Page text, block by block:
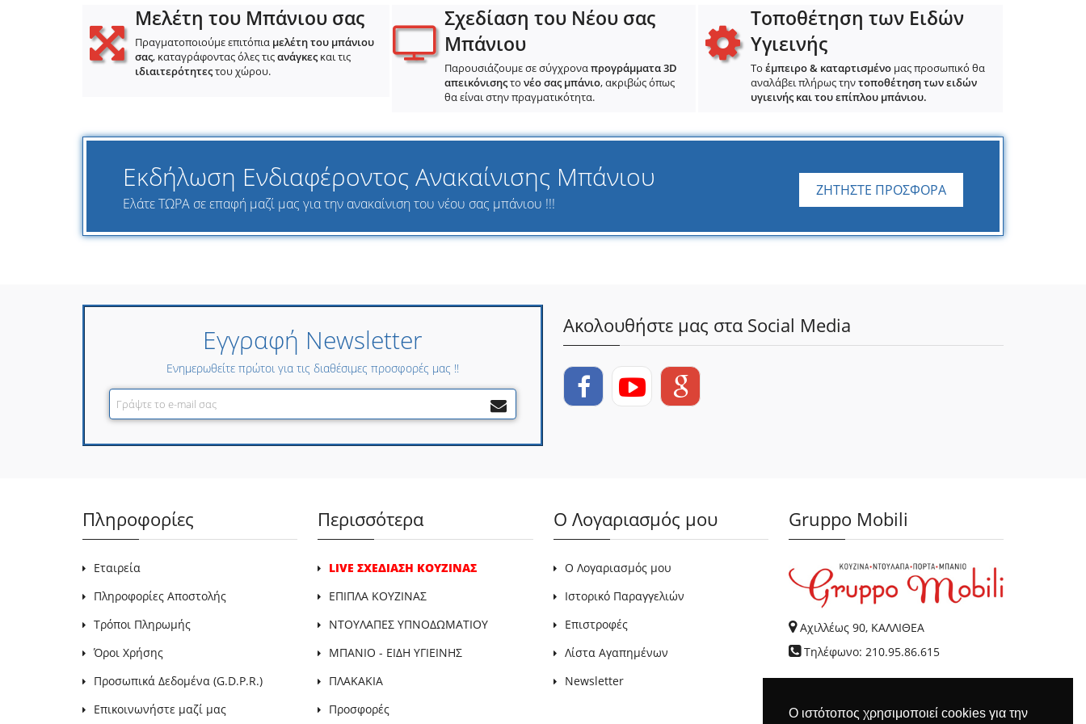
Ο ιστότοπος χρησιμοποιεί cookies για την
Μελέτη του Μπάνιου σας
Πραγματοποιούμε επιτόπια μελέτη του μπάνιου
σας, καταγράφοντας όλες τιςανάγκες και τις
ιδιαιτερότητεςτου χώρου.
Σχεδίαση του Νέου σας
Μπάνιου
Παρουσιάζουμε σε σύγχροναπρογράμματα 3D
απεικόνισηςτο νέο σας μπάνιο, ακριβώς όπως
θα είναι στην πραγματικότητα.
Τοποθέτηση των Ειδών
Υγιεινής
Τοέμπειρο & καταρτισμένο μας προσωπικό θα
αναλάβει πλήρως τηντοποθέτηση των ειδών
υγιεινής και του επίπλου μπάνιου.
Εκδήλωση Ενδιαφέροντος Ανακαίνισης Μπάνιου
Ελάτε ΤΩΡΑ σε επαφή μαζί μας για την ανακαίνιση του νέου σας μπάνιου !!!
ΖΗΤΗΣΤΕ ΠΡΟΣΦΟΡΑ
Εγγραφή Newsletter
Ενημερωθείτε πρώτοι για τις διαθέσιμες προσφορές μας !!
Ακολουθήστε μας στα Social Media
Πληροφορίες
Εταιρεία
Πληροφορίες Αποστολής
Τρόποι Πληρωμής
Όροι Χρήσης
Προσωπικά Δεδομένα (G.D.P.R.)
Επικοινωνήστε μαζί μας
Περισσότερα
LIVE ΣΧΕΔΙΑΣΗ ΚΟΥΖΙΝΑΣ
ΕΠΙΠΛΑ ΚΟΥΖΙΝΑΣ
ΝΤΟΥΛΑΠΕΣ ΥΠΝΟΔΩΜΑΤΙΟΥ
ΜΠΑΝΙΟ - ΕΙΔΗ ΥΓΙΕΙΝΗΣ
ΠΛΑΚΑΚΙΑ
Προσφορές
Ο Λογαριασμός μου
Ο Λογαριασμός μου
Ιστορικό Παραγγελιών
Επιστροφές
Λίστα Αγαπημένων
Newsletter
Gruppo Mobili
Αχιλλέως 90, ΚΑΛΛΙΘΕΑ
Τηλέφωνο: 210.95.86.615